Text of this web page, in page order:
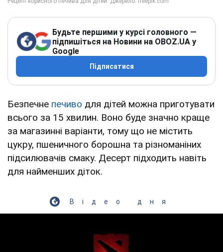
Будьте першими у курсі головного —
підпишіться на Новини на OBOZ.UA у
Google
Підписатися
Безпечне печиво для дітей можна приготувати
всього за 15 хвилин. Воно буде значно краще
за магазинні варіанти, тому що не містить
цукру, пшеничного борошна та різноманіних
підсилювачів смаку. Десерт підходить навіть
для найменших діток.
Відео дня